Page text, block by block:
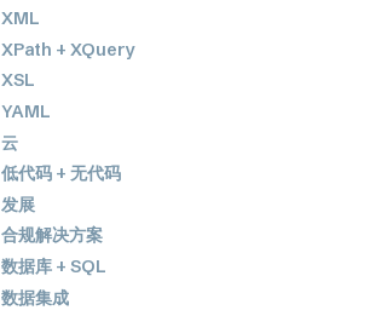
XML
XPath + XQuery
XSL
YAML
云
低代码 + 无代码
发展
合规解决方案
数据库 + SQL
数据集成